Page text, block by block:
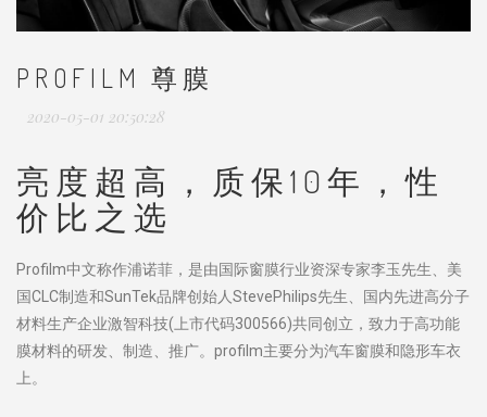
PROFILM 尊膜
2020-05-01 20:50:28
亮度超高，质保10年，性
价比之选
Profilm中文称作浦诺菲，是由国际窗膜行业资深专家李玉先生、美
国CLC制造和SunTek品牌创始人StevePhilips先生、国内先进高分子
材料生产企业激智科技(上市代码300566)共同创立，致力于高功能
膜材料的研发、制造、推广。profilm主要分为汽车窗膜和隐形车衣
上。